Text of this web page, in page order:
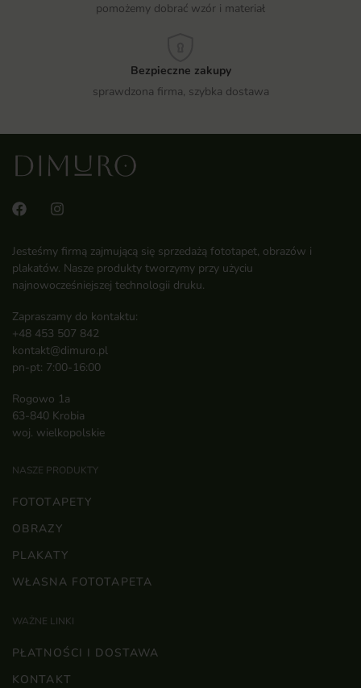
pomożemy dobrać wzór i materiał
Bezpieczne zakupy
sprawdzona firma, szybka dostawa
Jesteśmy firmą zajmującą się sprzedażą fototapet, obrazów i
plakatów. Nasze produkty tworzymy przy użyciu
najnowocześniejszej technologii druku.
Zapraszamy do kontaktu:
+48 453 507 842
kontakt@dimuro.pl
pn-pt: 7:00-16:00
Rogowo 1a
63-840 Krobia
woj. wielkopolskie
NASZE PRODUKTY
FOTOTAPETY
OBRAZY
PLAKATY
WŁASNA FOTOTAPETA
WAŻNE LINKI
PŁATNOŚCI I DOSTAWA
KONTAKT